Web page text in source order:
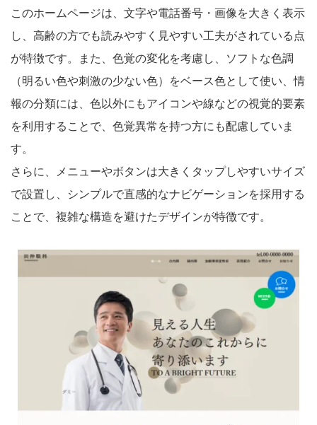
このホームページは、文字や電話番号・画像を大きく表示
し、高齢の方でも読みやすく見やすい工夫がされている点
が特徴です。また、色覚の変化を考慮し、ソフトな色調
（明るい色や刺激の少ない色）をベース色として使い、情
報の分類には、色以外にもアイコンや線などの視覚的要素
を利用することで、色覚異常を持つ方にも配慮していま
す。
さらに、メニューやボタンは大きくタップしやすいサイズ
で設置し、シンプルで直感的なナビゲーションを採用する
ことで、複雑な構造を避けたデザインが特徴です。